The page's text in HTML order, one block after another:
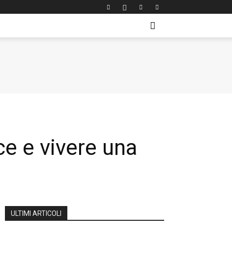
e vivere una
ULTIMI ARTICOLI